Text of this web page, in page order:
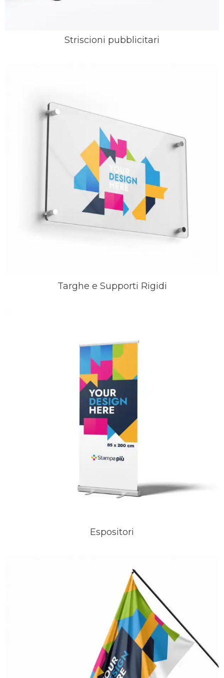
Striscioni pubblicitari
Targhe e Supporti Rigidi
Espositori